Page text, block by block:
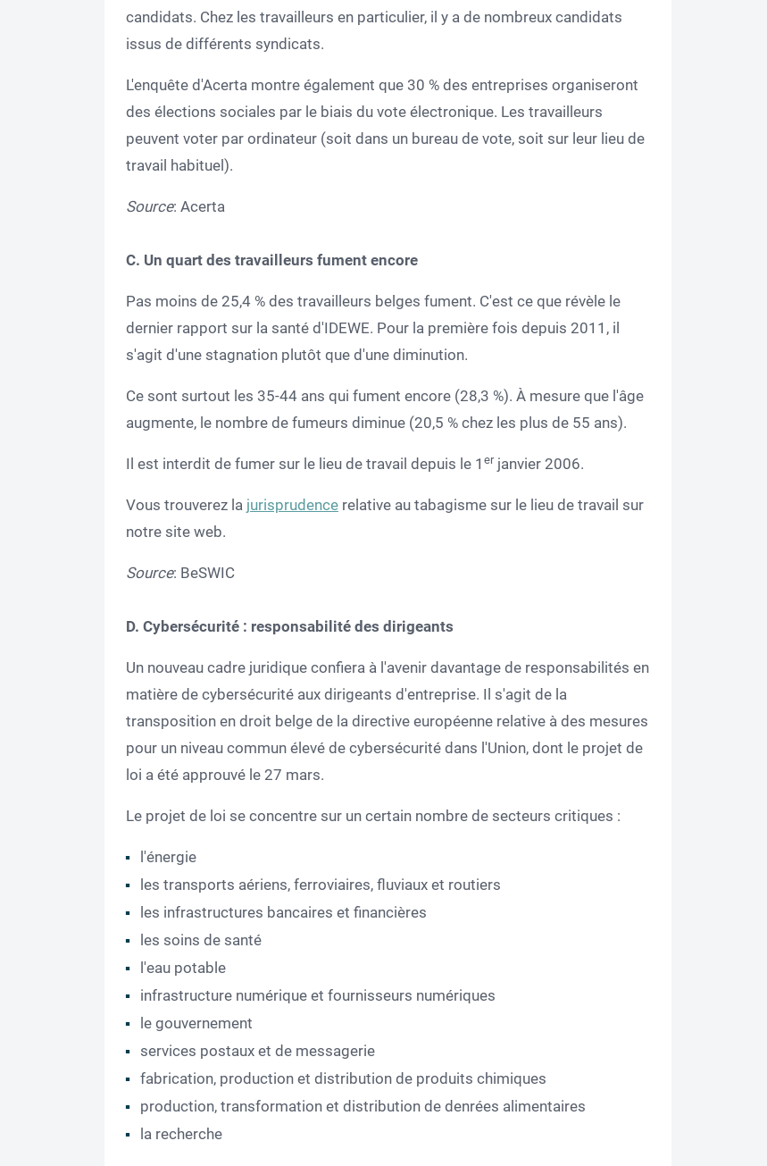
candidats. Chez les travailleurs en particulier, il y a de nombreux candidats
issus de différents syndicats.
L'enquête d'Acerta montre également que 30 % des entreprises organiseront
des élections sociales par le biais du vote électronique. Les travailleurs
peuvent voter par ordinateur (soit dans un bureau de vote, soit sur leur lieu de
travail habituel).
Source: Acerta
C. Un quart des travailleurs fument encore
Pas moins de 25,4 % des travailleurs belges fument. C'est ce que révèle le
dernier rapport sur la santé d'IDEWE. Pour la première fois depuis 2011, il
s'agit d'une stagnation plutôt que d'une diminution.
Ce sont surtout les 35-44 ans qui fument encore (28,3 %). À mesure que l'âge
augmente, le nombre de fumeurs diminue (20,5 % chez les plus de 55 ans).
Il est interdit de fumer sur le lieu de travail depuis le 1 erjanvier 2006.
Vous trouverez la jurisprudence relative au tabagisme sur le lieu de travail sur
notre site web.
Source: BeSWIC
D. Cybersécurité : responsabilité des dirigeants
Un nouveau cadre juridique confiera à l'avenir davantage de responsabilités en
matière de cybersécurité aux dirigeants d'entreprise. Il s'agit de la
transposition en droit belge de la directive européenne relative à des mesures
pour un niveau commun élevé de cybersécurité dans l'Union, dont le projet de
loi a été approuvé le 27 mars.
Le projet de loi se concentre sur un certain nombre de secteurs critiques :
l'énergie
les transports aériens, ferroviaires, fluviaux et routiers
les infrastructures bancaires et financières
les soins de santé
l'eau potable
infrastructure numérique et fournisseurs numériques
le gouvernement
services postaux et de messagerie
fabrication, production et distribution de produits chimiques
production, transformation et distribution de denrées alimentaires
la recherche